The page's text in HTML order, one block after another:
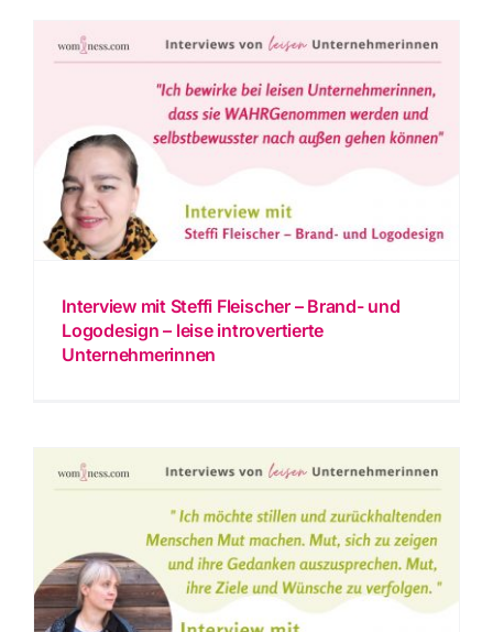
Interview mit Steffi Fleischer – Brand- und
Logodesign – leise introvertierte
Unternehmerinnen